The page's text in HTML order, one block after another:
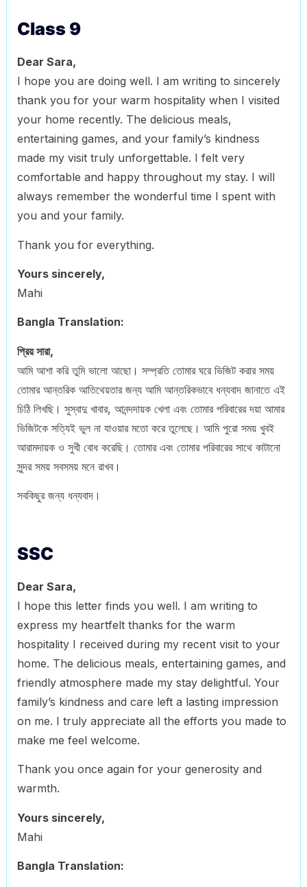
Class 9
Dear Sara,
I hope you are doing well. I am writing to sincerely
thank you for your warm hospitality when I visited
your home recently. The delicious meals,
entertaining games, and your family’s kindness
made my visit truly unforgettable. I felt very
comfortable and happy throughout my stay. I will
always remember the wonderful time I spent with
you and your family.
Thank you for everything.
Yours sincerely,
Mahi
Bangla Translation:
প্রিয় সারা,
আমি আশা করি তুমি ভালো আছো। সম্প্রতি তোমার ঘরে ভিজিট করার সময়
তোমার আন্তরিক আতিথেয়তার জন্য আমি আন্তরিকভাবে ধন্যবাদ জানাতে এই
চিঠি লিখছি। সুস্বাদু খাবার, আনন্দদায়ক খেলা এবং তোমার পরিবারের দয়া আমার
ভিজিটকে সত্যিই ভুল না যাওয়ার মতো করে তুলেছে। আমি পুরো সময় খুবই
আরামদায়ক ও সুখী বোধ করেছি। তোমার এবং তোমার পরিবারের সাথে কাটানো
সুন্দর সময় সবসময় মনে রাখব।
সবকিছুর জন্য ধন্যবাদ।
SSC
Dear Sara,
I hope this letter finds you well. I am writing to
express my heartfelt thanks for the warm
hospitality I received during my recent visit to your
home. The delicious meals, entertaining games, and
friendly atmosphere made my stay delightful. Your
family’s kindness and care left a lasting impression
on me. I truly appreciate all the efforts you made to
make me feel welcome.
Thank you once again for your generosity and
warmth.
Yours sincerely,
Mahi
Bangla Translation: